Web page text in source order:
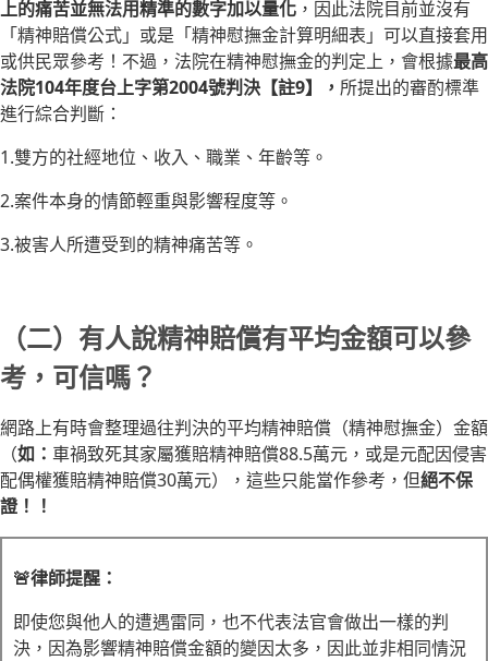
上的痛苦並無法用精準的數字加以量化 ，因此法院目前並沒有
「精神賠償公式」或是「精神慰撫金計算明細表」可以直接套用
或供民眾參考！不過，法院在精神慰撫金的判定上，會根據最高
法院104年度台上字第2004號判決【註9】， 所提出的審酌標準
進行綜合判斷：
1.雙方的社經地位、收入、職業、年齡等。
2.案件本身的情節輕重與影響程度等。
3.被害人所遭受到的精神痛苦等。
（二）有人說精神賠償有平均金額可以參
考，可信嗎？
網路上有時會整理過往判決的平均精神賠償（精神慰撫金）金額
（如： 車禍致死其家屬獲賠精神賠償88.5萬元，或是元配因侵害
配偶權獲賠精神賠償30萬元），這些只能當作參考，但絕不保
證！！
🚨律師提醒：
即使您與他人的遭遇雷同，也不代表法官會做出一樣的判
決，因為影響精神賠償金額的變因太多，因此並非相同情況